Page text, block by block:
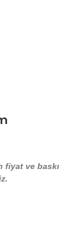
fiyat ve baskı